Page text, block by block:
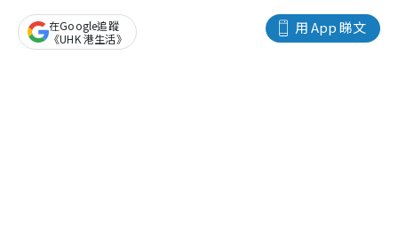
用 App 睇文
在Google追蹤
《UHK 港生活》